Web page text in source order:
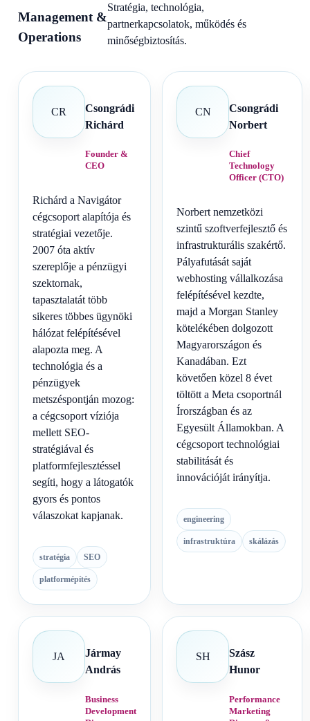
Management &
Operations
Stratégia, technológia,
partnerkapcsolatok, működés és
minőségbiztosítás.
CR
Csongrádi
Richárd
Founder &
CEO
Richárd a Navigátor
cégcsoport alapítója és
stratégiai vezetője.
2007 óta aktív
szereplője a pénzügyi
szektornak,
tapasztalatát több
sikeres többes ügynöki
hálózat felépítésével
alapozta meg. A
technológia és a
pénzügyek
metszéspontján mozog:
a cégcsoport víziója
mellett SEO-
stratégiával és
platformfejlesztéssel
segíti, hogy a látogatók
gyors és pontos
válaszokat kapjanak.
stratégia SEO
platformépítés
CN
Csongrádi
Norbert
Chief
Technology
Officer (CTO)
Norbert nemzetközi
szintű szoftverfejlesztő és
infrastrukturális szakértő.
Pályafutását saját
webhosting vállalkozása
felépítésével kezdte,
majd a Morgan Stanley
kötelékében dolgozott
Magyarországon és
Kanadában. Ezt
követően közel 8 évet
töltött a Meta csoportnál
Írországban és az
Egyesült Államokban. A
cégcsoport technológiai
stabilitását és
innovációját irányítja.
engineering
infrastruktúra skálázás
JA
Jármay
András
Business
Development
SH
Szász
Hunor
Performance
Marketing